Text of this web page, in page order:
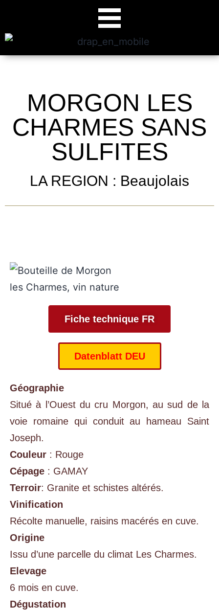
MORGON LES
CHARMES SANS
SULFITES
LA REGION : Beaujolais
Fiche technique FR
Datenblatt DEU
Géographie
Situé à l’Ouest du cru Morgon, au sud de la
voie romaine qui conduit au hameau Saint
Joseph.
Couleur : Rouge
Cépage : GAMAY
Terroir: Granite et schistes altérés.
Vinification
Récolte manuelle, raisins macérés en cuve.
Origine
Issu d’une parcelle du climat Les Charmes.
Elevage
6 mois en cuve.
Dégustation